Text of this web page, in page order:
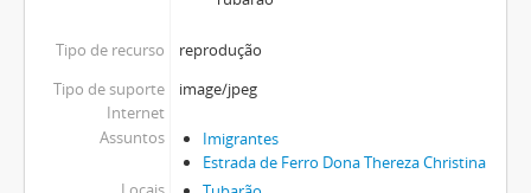
Tipo de recurso
reprodução
Tipo de suporte
Internet
image/jpeg
Assuntos
Imigrantes
Estrada de Ferro Dona Thereza Christina